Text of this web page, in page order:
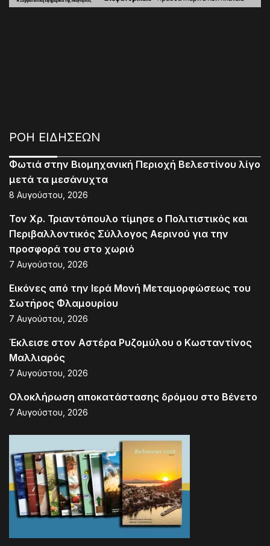
ΡΟΗ ΕΙΔΗΣΕΩΝ
Φωτιά στην Βιομηχανική Περιοχή Βελεστίνου λίγο
μετά τα μεσάνυχτα
8 Αυγούστου, 2026
Τον Χρ. Τριαντόπουλο τίμησε ο Πολιτιστικός και
Περιβαλλοντικός Σύλλογος Αερινού για την
προσφορά του στο χωριό
7 Αυγούστου, 2026
Εικόνες από την Ιερά Μονή Μεταμορφώσεως του
Σωτήρος Φλαμουρίου
7 Αυγούστου, 2026
Έκλεισε στον Αστέρα Ρυζομύλου ο Κωσταντίνος
Μαλλιαρός
7 Αυγούστου, 2026
Ολοκλήρωση αποκατάστασης δρόμου στο Βένετο
7 Αυγούστου, 2026